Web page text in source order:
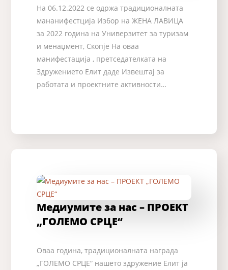
На 06.12.2022 се одржа традиционалната
мананифестција Избор на ЖЕНА ЛАВИЦА
за 2022 година на Универзитет за туризам
и менаџмент, Скопје На оваа
манифестација , претседателката на
Здружението Елит даде Извештај за
работата и проектните активности…
Медиумите за нас – ПРОЕКТ
„ГОЛЕМО СРЦЕ“
Оваа година, традиционалната награда
„ГОЛЕМО СРЦЕ“ нашето здружение Елит ја